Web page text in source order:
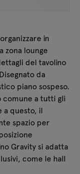
in
zona lounge
del tavolino
da
piano sospeso.
comune a tutti gli
a questo, il
spazio per
Gravity si adatta
come le hall